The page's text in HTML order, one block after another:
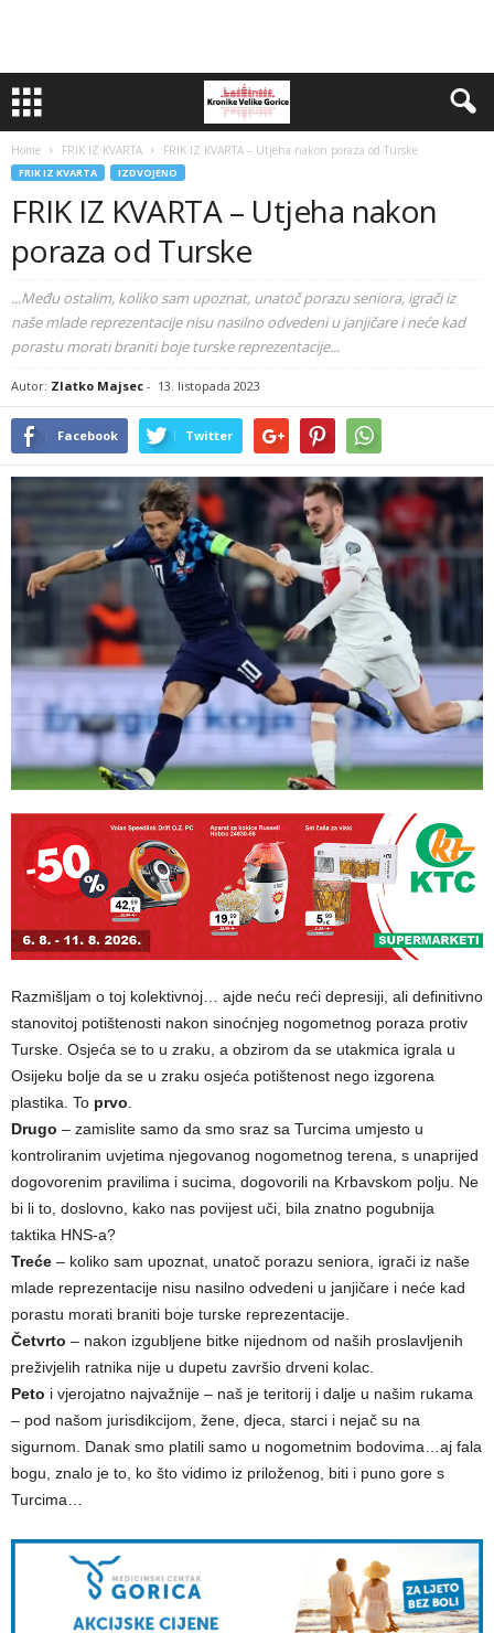
Home FRIK IZ KVARTA FRIK IZ KVARTA – Utjeha nakon poraza od Turske
FRIK IZ KVARTA IZDVOJENO
FRIK IZ KVARTA – Utjeha nakon
poraza od Turske
...Među ostalim, koliko sam upoznat, unatoč porazu seniora, igrači iz
naše mlade reprezentacije nisu nasilno odvedeni u janjičare i neće kad
porastu morati braniti boje turske reprezentacije...
Autor: Zlatko Majsec - 13. listopada 2023
Facebook Twitter
Razmišljam o toj kolektivnoj… ajde neću reći depresiji, ali definitivno
stanovitoj potištenosti nakon sinoćnjeg nogometnog poraza protiv
Turske. Osjeća se to u zraku, a obzirom da se utakmica igrala u
Osijeku bolje da se u zraku osjeća potištenost nego izgorena
plastika. To prvo.
Drugo – zamislite samo da smo sraz sa Turcima umjesto u
kontroliranim uvjetima njegovanog nogometnog terena, s unaprijed
dogovorenim pravilima i sucima, dogovorili na Krbavskom polju. Ne
bi li to, doslovno, kako nas povijest uči, bila znatno pogubnija
taktika HNS-a?
Treće – koliko sam upoznat, unatoč porazu seniora, igrači iz naše
mlade reprezentacije nisu nasilno odvedeni u janjičare i neće kad
porastu morati braniti boje turske reprezentacije.
Četvrto – nakon izgubljene bitke nijednom od naših proslavljenih
preživjelih ratnika nije u dupetu završio drveni kolac.
Peto i vjerojatno najvažnije – naš je teritorij i dalje u našim rukama
– pod našom jurisdikcijom, žene, djeca, starci i nejač su na
sigurnom. Danak smo platili samo u nogometnim bodovima…aj fala
bogu, znalo je to, ko što vidimo iz priloženog, biti i puno gore s
Turcima…